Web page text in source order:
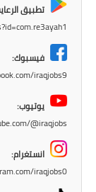
تطبيق
فيسبوك:
iraqjobs9
يوتيوب:
@iraqjobs
انستغرام:
iraqjobs0/